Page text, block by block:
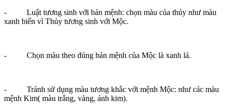
- Luật tương sinh với bản mệnh: chọn màu của thủy như màu
xanh biển vì Thủy tương sinh với Mộc.
- Chọn màu theo đúng bản mệnh của Mộc là xanh lá.
- Tránh sử dụng màu tương khắc với mệnh Mộc: như các màu
mệnh Kim( màu trắng, vàng, ánh kim).